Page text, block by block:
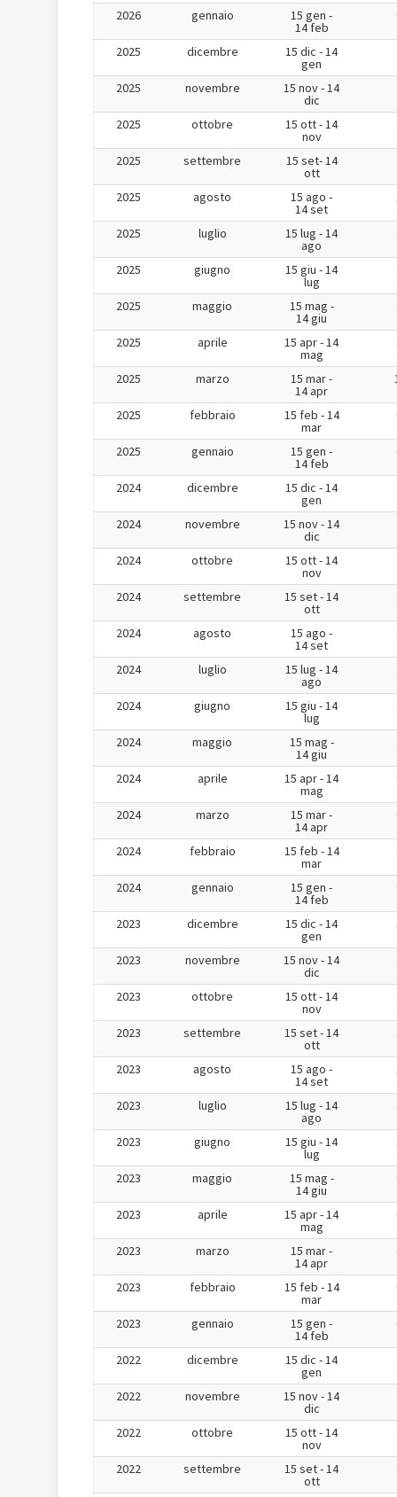
2026 gennaio 15 gen -
14 feb
2025 dicembre 15 dic - 14
gen
2025 novembre 15 nov - 14
dic
2025 ottobre 15 ott - 14
nov
2025 settembre 15 set- 14
ott
2025 agosto 15 ago -
14 set
2025 luglio 15 lug - 14
ago
2025 giugno 15 giu - 14
lug
2025 maggio 15 mag -
14 giu
2025 aprile 15 apr - 14
mag
2025 marzo 15 mar -
14 apr
2025 febbraio 15 feb - 14
mar
2025 gennaio 15 gen -
14 feb
2024 dicembre 15 dic - 14
gen
2024 novembre 15 nov - 14
dic
2024 ottobre 15 ott - 14
nov
2024 settembre 15 set - 14
ott
2024 agosto 15 ago -
14 set
2024 luglio 15 lug - 14
ago
2024 giugno 15 giu - 14
lug
2024 maggio 15 mag -
14 giu
2024 aprile 15 apr - 14
mag
2024 marzo 15 mar -
14 apr
2024 febbraio 15 feb - 14
mar
2024 gennaio 15 gen -
14 feb
2023 dicembre 15 dic - 14
gen
2023 novembre 15 nov - 14
dic
2023 ottobre 15 ott - 14
nov
2023 settembre 15 set - 14
ott
2023 agosto 15 ago -
14 set
2023 luglio 15 lug - 14
ago
2023 giugno 15 giu - 14
lug
2023 maggio 15 mag -
14 giu
2023 aprile 15 apr - 14
mag
2023 marzo 15 mar -
14 apr
2023 febbraio 15 feb - 14
mar
2023 gennaio 15 gen -
14 feb
2022 dicembre 15 dic - 14
gen
2022 novembre 15 nov - 14
dic
2022 ottobre 15 ott - 14
nov
2022 settembre 15 set - 14
ott